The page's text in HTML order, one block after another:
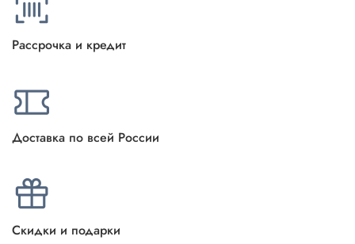
Рассрочка и кредит
Доставка по всей России
Скидки и подарки